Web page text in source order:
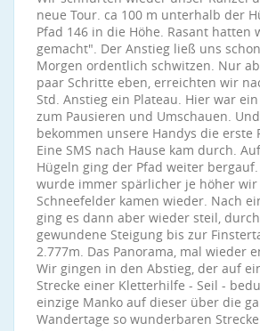
neue Tour. ca 100 m unterhalb der
Pfad 146 in die Höhe. Rasant hatten
gemacht". Der Anstieg ließ uns
Morgen ordentlich schwitzen. Nur
paar Schritte eben, erreichten wir
Std. Anstieg ein Plateau. Hier war
zum Pausieren und Umschauen.
bekommen unsere Handys die erste
Eine SMS nach Hause kam durch.
Hügeln ging der Pfad weiter
wurde immer spärlicher je höher
Schneefelder kamen wieder. Nach
ging es dann aber wieder steil,
gewundene Steigung bis zur
2.777m. Das Panorama, mal wieder
Wir gingen in den Abstieg, der auf
Strecke einer Kletterhilfe - Seil -
einzige Manko auf dieser über die
Wandertage so wunderbaren